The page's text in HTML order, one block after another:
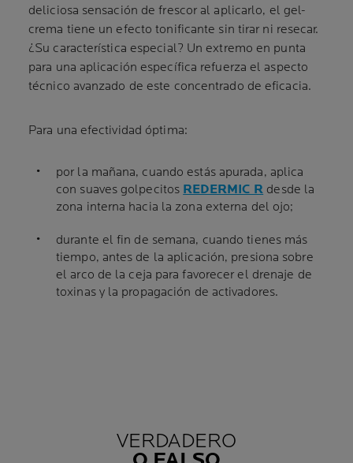
deliciosa sensación de frescor al aplicarlo, el gel-
crema tiene un efecto tonificante sin tirar ni resecar.
¿Su característica especial? Un extremo en punta
para una aplicación específica refuerza el aspecto
técnico avanzado de este concentrado de eficacia.
Para una efectividad óptima:
por la mañana, cuando estás apurada, aplica
con suaves golpecitos REDERMIC R desde la
zona interna hacia la zona externa del ojo;
durante el fin de semana, cuando tienes más
tiempo, antes de la aplicación, presiona sobre
el arco de la ceja para favorecer el drenaje de
toxinas y la propagación de activadores.
VERDADERO